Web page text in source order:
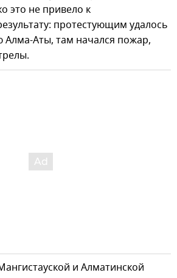
это не привело к
протестующим удалось
Алма-Аты, там начался пожар,
и Алматинской